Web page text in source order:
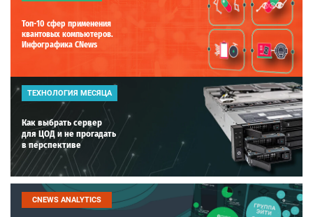
Топ-10 сфер применения
квантовых компьютеров.
Инфографика CNews
ТЕХНОЛОГИЯ МЕСЯЦА
Как выбрать сервер
для ЦОД и не прогадать
в перспективе
CNEWS ANALYTICS